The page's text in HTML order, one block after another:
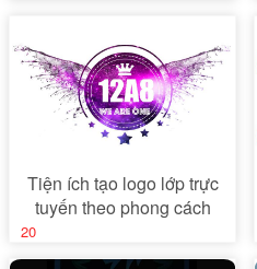
Tiện ích tạo logo lớp trực
tuyến theo phong cách
20